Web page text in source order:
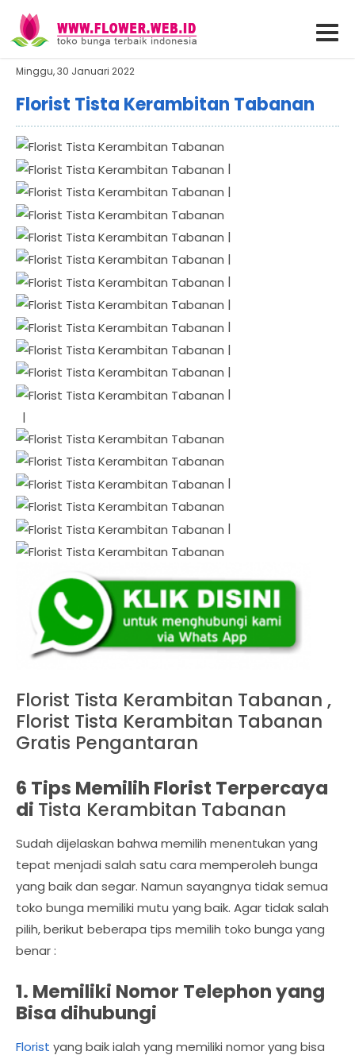
Minggu, 30 Januari 2022
Florist Tista Kerambitan Tabanan
|
|
|
|
|
|
|
|
|
|
|
|
|
Florist Tista Kerambitan Tabanan ,
Florist Tista Kerambitan Tabanan
Gratis Pengantaran
6 Tips Memilih Florist Terpercaya
di Tista Kerambitan Tabanan
Sudah dijelaskan bahwa memilih menentukan yang
tepat menjadi salah satu cara memperoleh bunga
yang baik dan segar. Namun sayangnya tidak semua
toko bunga memiliki mutu yang baik. Agar tidak salah
pilih, berikut beberapa tips memilih toko bunga yang
benar :
1. Memiliki Nomor Telephon yang
Bisa dihubungi
Florist yang baik ialah yang memiliki nomor yang bisa